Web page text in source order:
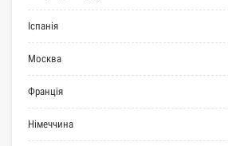
Іспанія
Москва
Франція
Німеччина